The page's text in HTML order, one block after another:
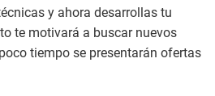
y ahora desarrollas tu
te motivará a buscar nuevos
tiempo se presentarán ofertas